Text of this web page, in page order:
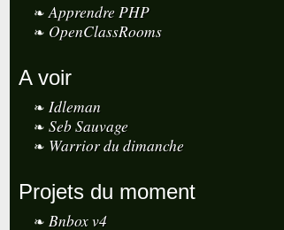
Apprendre PHP
OpenClassRooms
A voir
Idleman
Seb Sauvage
Warrior du dimanche
Projets du moment
Bnbox v4